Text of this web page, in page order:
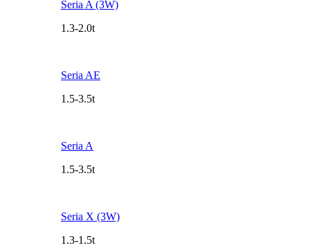
Seria A (3W)
1.3-2.0t
Seria AE
1.5-3.5t
Seria A
1.5-3.5t
Seria X (3W)
1.3-1.5t